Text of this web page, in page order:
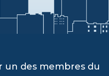
un des membres du